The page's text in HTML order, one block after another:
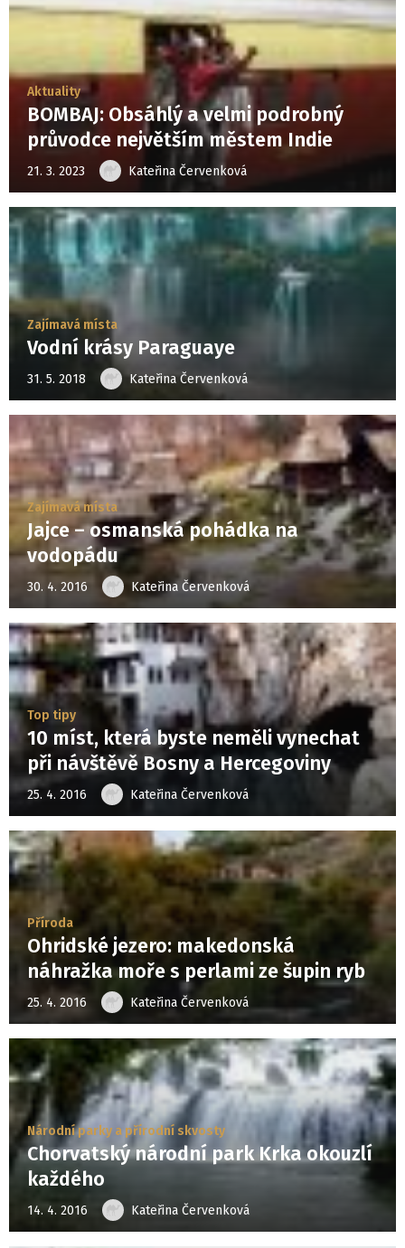
Aktuality
BOMBAJ: Obsáhlý a velmi podrobný
průvodce největším městem Indie
21. 3. 2023 Kateřina Červenková
Zajímavá místa
Vodní krásy Paraguaye
31. 5. 2018 Kateřina Červenková
Zajímavá místa
Jajce – osmanská pohádka na
vodopádu
30. 4. 2016 Kateřina Červenková
Top tipy
10 míst, která byste neměli vynechat
při návštěvě Bosny a Hercegoviny
25. 4. 2016 Kateřina Červenková
Příroda
Ohridské jezero: makedonská
náhražka moře s perlami ze šupin ryb
25. 4. 2016 Kateřina Červenková
Národní parky a přírodní skvosty
Chorvatský národní park Krka okouzlí
každého
14. 4. 2016 Kateřina Červenková